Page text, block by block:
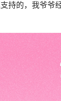
的，我爷爷